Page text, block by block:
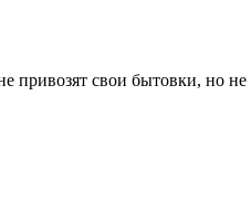
привозят свои бытовки, но